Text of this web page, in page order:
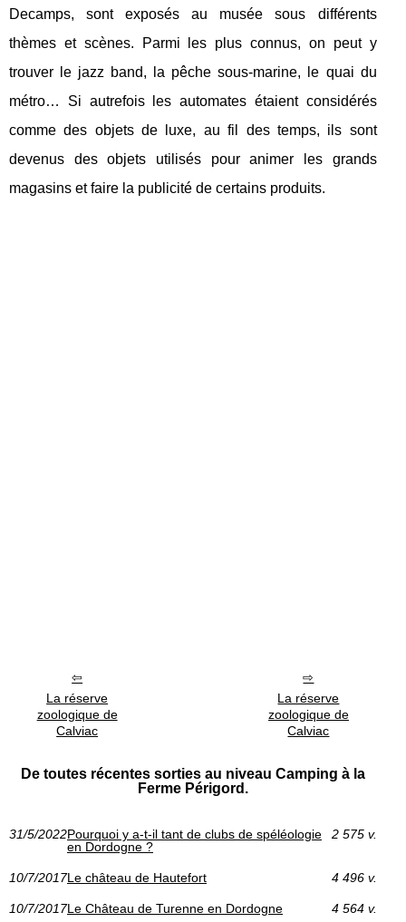
Decamps, sont exposés au musée sous différents
thèmes et scènes. Parmi les plus connus, on peut y
trouver le jazz band, la pêche sous-marine, le quai du
métro… Si autrefois les automates étaient considérés
comme des objets de luxe, au fil des temps, ils sont
devenus des objets utilisés pour animer les grands
magasins et faire la publicité de certains produits.
La réserve
zoologique de
Calviac
La réserve
zoologique de
Calviac
De toutes récentes sorties au niveau Camping à la
Ferme Périgord.
31/5/2022Pourquoi y a-t-il tant de clubs de spéléologie
en Dordogne ?
2 575 v.
10/7/2017Le château de Hautefort 4 496 v.
10/7/2017Le Château de Turenne en Dordogne 4 564 v.